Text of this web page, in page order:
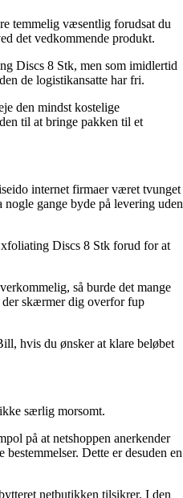
temmelig væsentlig forudsat du
det vedkommende produkt.
Discs 8 Stk, men som imidlertid
de logistikansatte har fri.
den mindst kostelige
til at bringe pakken til et
internet firmaer været tvunget
gange byde på levering uden
Discs 8 Stk forud for at
så burde det mange
skærmer dig overfor fup
hvis du ønsker at klare beløbet
særlig morsomt.
på at netshoppen anerkender
Dette er desuden en
netbutikken tilsikrer. I den